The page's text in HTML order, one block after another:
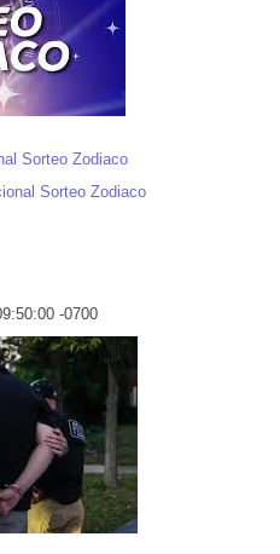
Sorteo Zodiaco
Sorteo Zodiaco
-0700